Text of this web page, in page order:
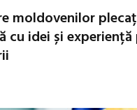
moldovenilor
cu idei și